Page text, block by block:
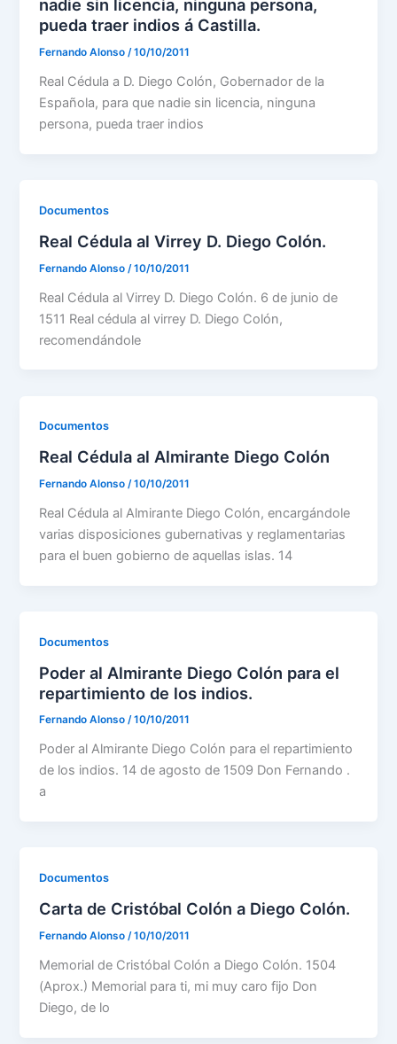
nadie sin licencia, ninguna persona,
pueda traer indios á Castilla.
Fernando Alonso/10/10/2011
Real Cédula a D. Diego Colón, Gobernador de la
Española, para que nadie sin licencia, ninguna
persona, pueda traer indios
Documentos
Real Cédula al Virrey D. Diego Colón.
Fernando Alonso /10/10/2011
Real Cédula al Virrey D. Diego Colón. 6 de junio de
1511 Real cédula al virrey D. Diego Colón,
recomendándole
Documentos
Real Cédula al Almirante Diego Colón
Fernando Alonso/10/10/2011
Real Cédula al Almirante Diego Colón, encargándole
varias disposiciones gubernativas y reglamentarias
para el buen gobierno de aquellas islas. 14
Documentos
Poder al Almirante Diego Colón para el
repartimiento de los indios.
Fernando Alonso/10/10/2011
Poder al Almirante Diego Colón para el repartimiento
de los indios. 14 de agosto de 1509 Don Fernando .
a
Documentos
Carta de Cristóbal Colón a Diego Colón.
Fernando Alonso/10/10/2011
Memorial de Cristóbal Colón a Diego Colón. 1504
(Aprox.) Memorial para ti, mi muy caro fijo Don
Diego, de lo